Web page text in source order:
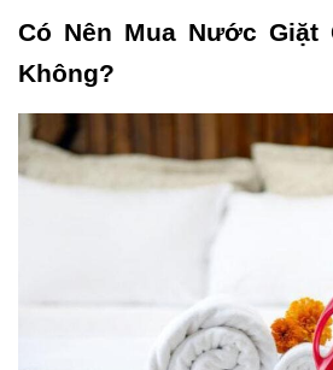
Có Nên Mua Nước Giặt
Không?